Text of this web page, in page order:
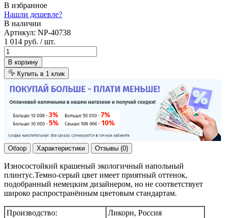
В избранное
Нашли дешевле?
В наличии
Артикул: NP-40738
1 014 руб. / шт.
В корзину
Купить в 1 клик
Обзор Характеристики Отзывы (0)
Износостойкий крашеный экологичный напольный
плинтус.Темно-серый цвет имеет приятный оттенок,
подобранный немецким дизайнером, но не соответствует
широко распространённым цветовым стандартам.
Производство:
Ликорн, Россия